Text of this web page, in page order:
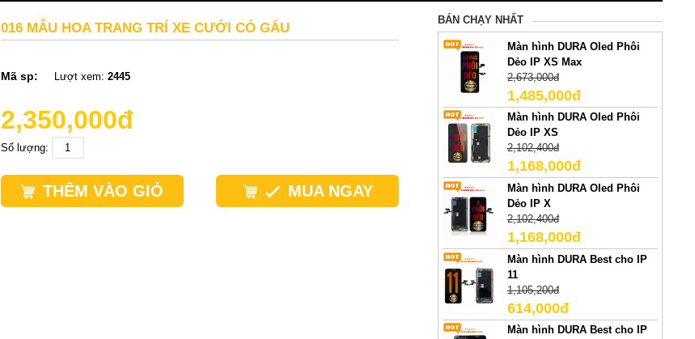
016 MẪU HOA TRANG TRÍ XE CƯỚI CÓ GẤU
Mã sp: Lượt xem: 2445
2,350,000đ
Số lượng:
THÊM VÀO GIỎ MUA NGAY
BÁN CHẠY NHẤT
Màn hình DURA Oled Phôi
Dẻo IP XS Max
2,673,000đ
1,485,000đ
Màn hình DURA Oled Phôi
Dẻo IP XS
2,102,400đ
1,168,000đ
Màn hình DURA Oled Phôi
Dẻo IP X
2,102,400đ
1,168,000đ
Màn hình DURA Best cho IP
11
1,105,200đ
614,000đ
Màn hình DURA Best cho IP